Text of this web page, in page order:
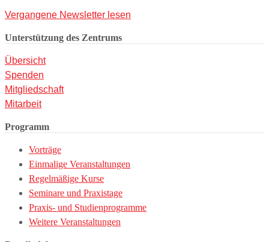
Vergangene Newsletter lesen
Unterstützung des Zentrums
Übersicht
Spenden
Mitgliedschaft
Mitarbeit
Programm
Vorträge
Einmalige Veranstaltungen
Regelmäßige Kurse
Seminare und Praxistage
Praxis- und Studienprogramme
Weitere Veranstaltungen